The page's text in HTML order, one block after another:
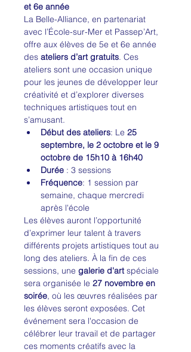
et 6e année
La Belle-Alliance, en partenariat
avec l’École-sur-Mer et Passep’Art,
offre aux élèves de 5e et 6e année
des ateliers d’art gratuits. Ces
ateliers sont une occasion unique
pour les jeunes de développer leur
créativité et d’explorer diverses
techniques artistiques tout en
s’amusant.
Début des ateliers: Le 25
septembre, le 2 octobre et le 9
octobre de 15h10 à 16h40
Durée : 3 sessions
Fréquence: 1 session par
semaine, chaque mercredi
après l'école
Les élèves auront l’opportunité
d’exprimer leur talent à travers
différents projets artistiques tout au
long des ateliers. À la fin de ces
sessions, une galerie d'art spéciale
sera organisée le 27 novembre en
soirée, où les œuvres réalisées par
les élèves seront exposées. Cet
événement sera l'occasion de
célébrer leur travail et de partager
ces moments créatifs avec la